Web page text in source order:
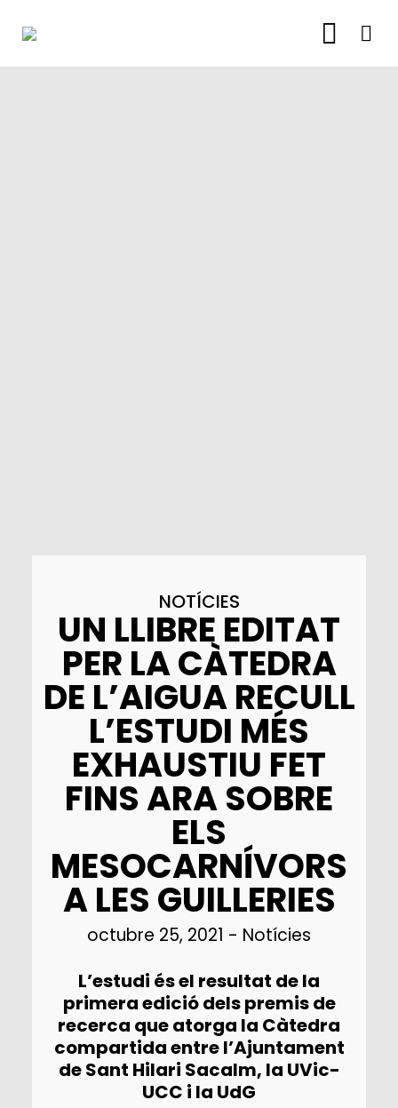
NOTÍCIES
UN LLIBRE EDITAT
PER LA CÀTEDRA
DE L’AIGUA RECULL
L’ESTUDI MÉS
EXHAUSTIU FET
FINS ARA SOBRE
ELS
MESOCARNÍVORS
A LES GUILLERIES
octubre 25, 2021 - Notícies
L’estudi és el resultat de la
primera edició dels premis de
recerca que atorga la Càtedra
compartida entre l’Ajuntament
de Sant Hilari Sacalm, la UVic-
UCC i la UdG